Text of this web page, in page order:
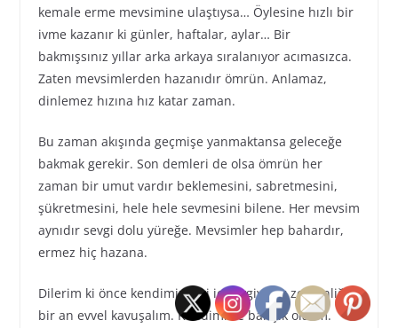
kemale erme mevsimine ulaştıysa… Öylesine hızlı bir
ivme kazanır ki günler, haftalar, aylar… Bir
bakmışsınız yıllar arka arkaya sıralanıyor acımasızca.
Zaten mevsimlerden hazanıdır ömrün. Anlamaz,
dinlemez hızına hız katar zaman.
Bu zaman akışında geçmişe yanmaktansa geleceğe
bakmak gerekir. Son demleri de olsa ömrün her
zaman bir umut vardır beklemesini, sabretmesini,
şükretmesini, hele hele sevmesini bilene. Her mevsim
aynıdır sevgi dolu yüreğe. Mevsimler hep bahardır,
ermez hiç hazana.
Dilerim ki önce kendimizdeki iç sevgiye, iç zenginliğe
bir an evvel kavuşalım. Kendimizle barışık olalım.